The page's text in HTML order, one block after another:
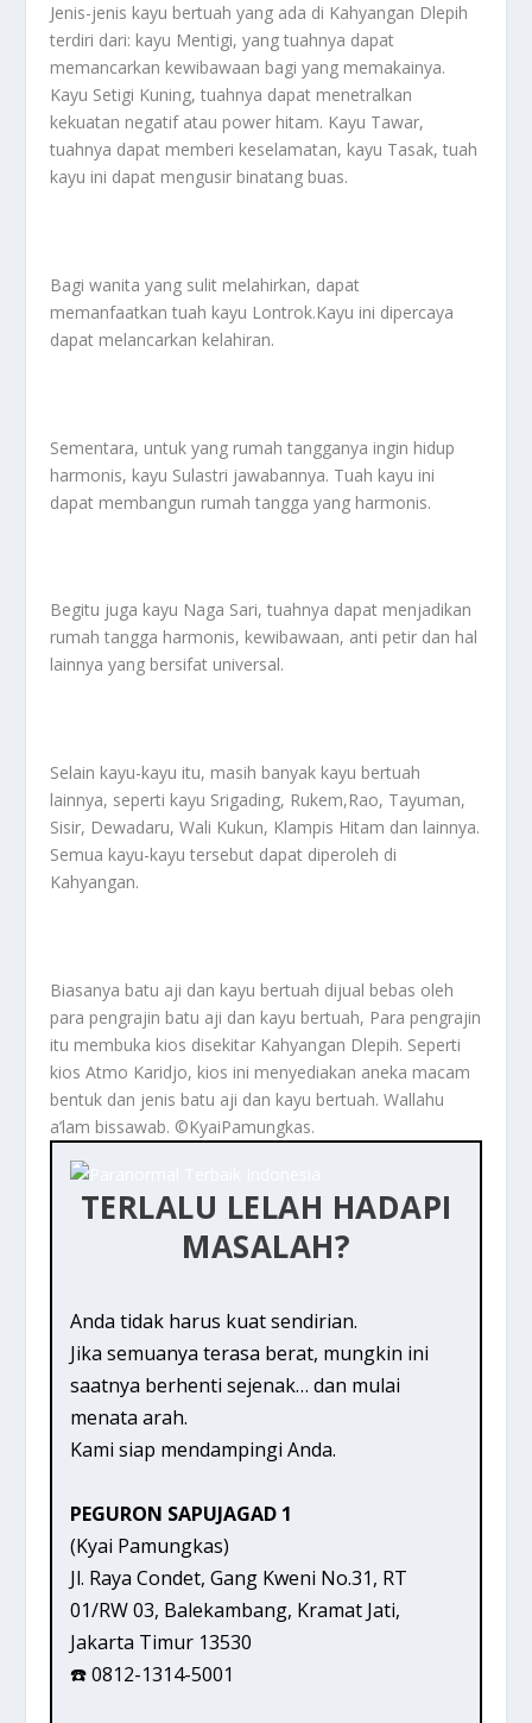
Jenis-jenis kayu bertuah yang ada di Kahyangan Dlepih
terdiri dari: kayu Mentigi, yang tuahnya dapat
memancarkan kewibawaan bagi yang memakainya.
Kayu Setigi Kuning, tuahnya dapat menetralkan
kekuatan negatif atau power hitam. Kayu Tawar,
tuahnya dapat memberi keselamatan, kayu Tasak, tuah
kayu ini dapat mengusir binatang buas.
Bagi wanita yang sulit melahirkan, dapat
memanfaatkan tuah kayu Lontrok.Kayu ini dipercaya
dapat melancarkan kelahiran.
Sementara, untuk yang rumah tangganya ingin hidup
harmonis, kayu Sulastri jawabannya. Tuah kayu ini
dapat membangun rumah tangga yang harmonis.
Begitu juga kayu Naga Sari, tuahnya dapat menjadikan
rumah tangga harmonis, kewibawaan, anti petir dan hal
lainnya yang bersifat universal.
Selain kayu-kayu itu, masih banyak kayu bertuah
lainnya, seperti kayu Srigading, Rukem,Rao, Tayuman,
Sisir, Dewadaru, Wali Kukun, Klampis Hitam dan lainnya.
Semua kayu-kayu tersebut dapat diperoleh di
Kahyangan.
Biasanya batu aji dan kayu bertuah dijual bebas oleh
para pengrajin batu aji dan kayu bertuah, Para pengrajin
itu membuka kios disekitar Kahyangan Dlepih. Seperti
kios Atmo Karidjo, kios ini menyediakan aneka macam
bentuk dan jenis batu aji dan kayu bertuah. Wallahu
a’lam bissawab. ©️KyaiPamungkas.
TERLALU LELAH HADAPI
MASALAH?
Anda tidak harus kuat sendirian.
Jika semuanya terasa berat, mungkin ini
saatnya berhenti sejenak… dan mulai
menata arah.
Kami siap mendampingi Anda.
PEGURON SAPUJAGAD 1
(Kyai Pamungkas)
Jl. Raya Condet, Gang Kweni No.31, RT
01/RW 03, Balekambang, Kramat Jati,
Jakarta Timur 13530
☎️ 0812-1314-5001